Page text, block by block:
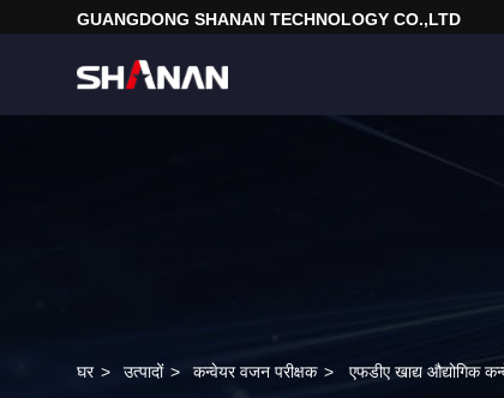
GUANGDONG SHANAN TECHNOLOGY CO.,LTD
घर > उत्पादों > कन्वेयर वजन परीक्षक > एफडीए खाद्य औद्योगिक